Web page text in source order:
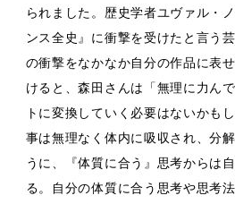
られました。歴史学者ユヴァル・
ンス全史』に衝撃を受けたと言う
の衝撃をなかなか自分の作品に表
けると、森田さんは「無理に力ん
トに変換していく必要はないかも
事は無理なく体内に吸収され、分
うに、『体質に合う』思考からは
る。自分の体質に合う思考や思考